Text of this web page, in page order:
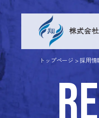
トップページ >採用情